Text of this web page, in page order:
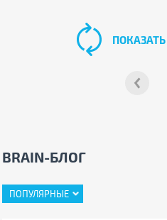
BRAIN-БЛОГ
ПОПУЛЯРНЫЕ